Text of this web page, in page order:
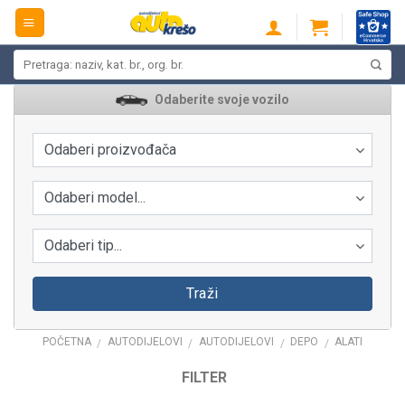
Skip
content
Odaberite svoje vozilo
Odaberi proizvođača
Odaberi model...
Odaberi tip...
Traži
POČETNA / AUTODIJELOVI / AUTODIJELOVI / DEPO / ALATI
FILTER